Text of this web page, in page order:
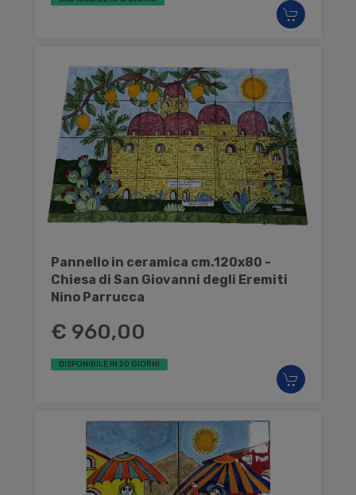
Pannello in ceramica cm.120x80 -
Chiesa di San Giovanni degli Eremiti
Nino Parrucca
€ 960,00
DISPONIBILE IN 20 GIORNI